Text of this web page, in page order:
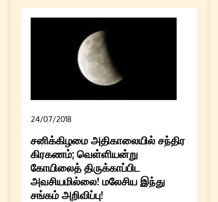
24/07/2018
சனிக்கிழமை அதிகாலையில் சந்திர
கிரகணம்; வெள்ளியன்று
கோயிலைத் திருக்காப்பிட
அவசியமில்லை! மலேசிய இந்து
சங்கம் அறிவிப்பு!